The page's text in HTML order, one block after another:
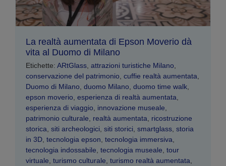
La realtà aumentata di Epson Moverio dà
vita al Duomo di Milano
Etichette: ARtGlass, attrazioni turistiche Milano,
conservazione del patrimonio, cuffie realtà aumentata,
Duomo di Milano, duomo Milano, duomo time walk,
epson moverio, esperienza di realtà aumentata,
esperienza di viaggio, innovazione museale,
patrimonio culturale, realtà aumentata, ricostruzione
storica, siti archeologici, siti storici, smartglass, storia
in 3D, tecnologia epson, tecnologia immersiva,
tecnologia indossabile, tecnologia museale, tour
virtuale, turismo culturale, turismo realtà aumentata,